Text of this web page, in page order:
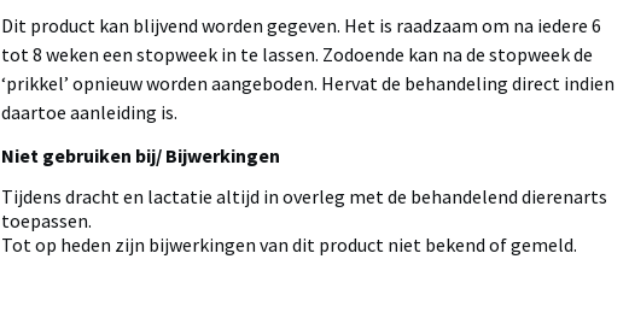
Dit product kan blijvend worden gegeven. Het is raadzaam om na iedere 6
tot 8 weken een stopweek in te lassen. Zodoende kan na de stopweek de
‘prikkel’ opnieuw worden aangeboden. Hervat de behandeling direct indien
daartoe aanleiding is.
Niet gebruiken bij/ Bijwerkingen
Tijdens dracht en lactatie altijd in overleg met de behandelend dierenarts
toepassen.
Tot op heden zijn bijwerkingen van dit product niet bekend of gemeld.